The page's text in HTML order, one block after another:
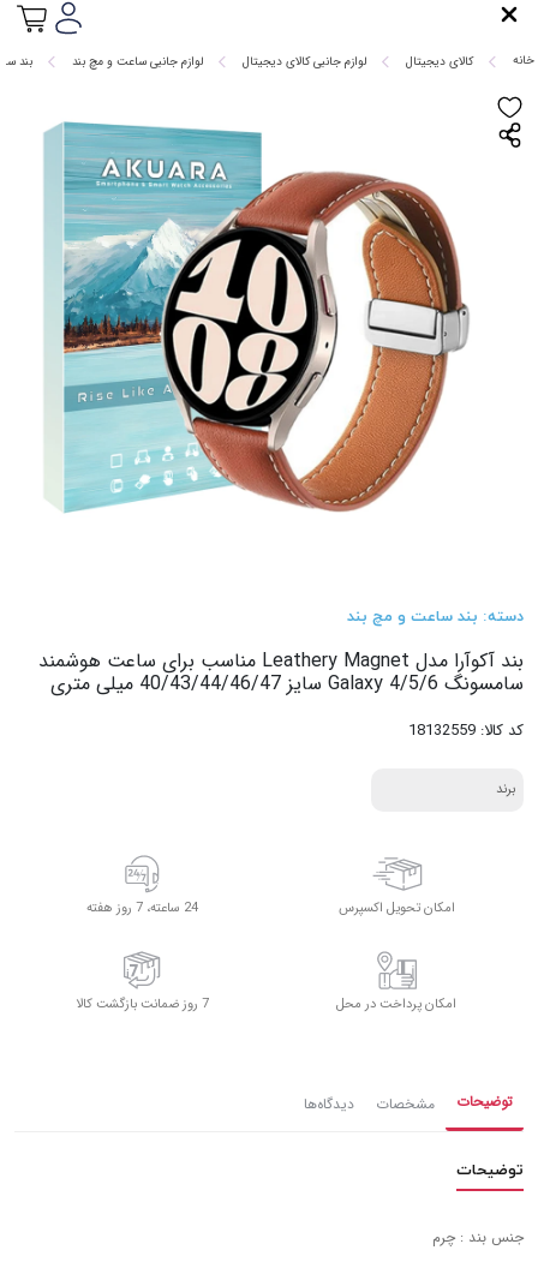
خانه کالای دیجیتال لوازم جانبی کالای دیجیتال لوازم جانبی ساعت و مچ بند بند
دسته: بند ساعت و مچ‌ بند
بند آکوآرا مدل Leathery Magnet مناسب برای ساعت هوشمند
سامسونگ Galaxy 4/5/6 سایز 40/43/44/46/47 میلی متری
کد کالا: 18132559
برند
امکان تحویل اکسپرس 24 ساعته، 7 روز هفته
امکان پرداخت در محل 7 روز ضمانت بازگشت کالا
توضیحات مشخصات دیدگاه‌ها
توضیحات
جنس بند : چرم